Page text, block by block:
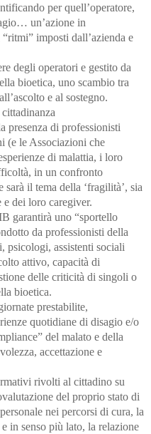
per quell’operatore,
un’azione in
imposti dall’azienda e
degli operatori e gestito da
bioetica, uno scambio tra
e al sostegno.
presenza di professionisti
(e le Associazioni che
di malattia, i loro
in un confronto
il tema della ‘fragilità’, sia
dei loro caregiver.
garantirà uno “sportello
da professionisti della
psicologi, assistenti sociali
attivo, capacità di
delle criticità di singoli o
bioetica.
prestabilite,
quotidiane di disagio e/o
del malato e della
accettazione e
rivolti al cittadino su
del proprio stato di
nei percorsi di cura, la
in senso più lato, la relazione